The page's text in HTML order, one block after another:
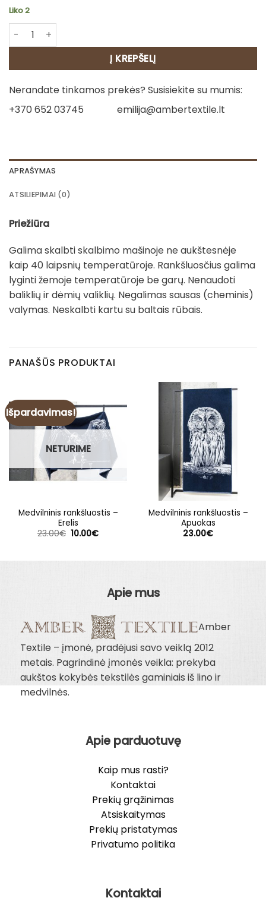
Liko 2
produkto kiekis: Medvilninis rankšluostis - Arkliai 2
Į KREPŠELĮ
Nerandate tinkamos prekės? Susisiekite su mumis:
+370 652 03745
emilija@ambertextile.lt
APRAŠYMAS
ATSILIEPIMAI (0)
Priežiūra
Galima skalbti skalbimo mašinoje ne aukštesnėje
kaip 40 laipsnių temperatūroje. Rankšluosčius galima
lyginti žemoje temperatūroje be garų. Nenaudoti
baliklių ir dėmių valiklių. Negalimas sausas (cheminis)
valymas. Neskalbti kartu su baltais rūbais.
PANAŠŪS PRODUKTAI
Išpardavimas!
NETURIME
Medvilninis rankšluostis –
Erelis
23.00€ Original
10.00€Current
Medvilninis rankšluostis –
Apuokas
23.00€
Apie mus
Amber
Textile – įmonė, pradėjusi savo veiklą 2012
metais. Pagrindinė įmonės veikla: prekyba
aukštos kokybės tekstilės gaminiais iš lino ir
medvilnės.
Apie parduotuvę
Kaip mus rasti?
Kontaktai
Prekių grąžinimas
Atsiskaitymas
Prekių pristatymas
Privatumo politika
Kontaktai